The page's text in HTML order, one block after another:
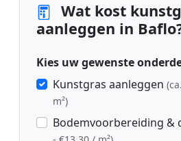
Wat kost
aanleggen in
Kies uw gewenste
Kunstgras aanleggen
m²)
Bodemvoorbereiding &